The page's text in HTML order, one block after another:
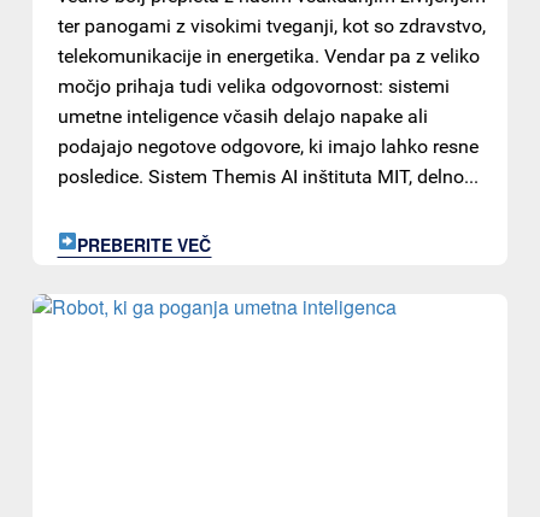
ter panogami z visokimi tveganji, kot so zdravstvo,
telekomunikacije in energetika. Vendar pa z veliko
močjo prihaja tudi velika odgovornost: sistemi
umetne inteligence včasih delajo napake ali
podajajo negotove odgovore, ki imajo lahko resne
posledice. Sistem Themis AI inštituta MIT, delno...
PREBERITE VEČ